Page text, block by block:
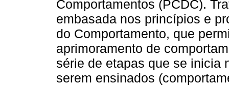
Comportamentos (PCDC).
embasada nos princípios e
do Comportamento, que
aprimoramento de
série de etapas que se inicia
serem ensinados